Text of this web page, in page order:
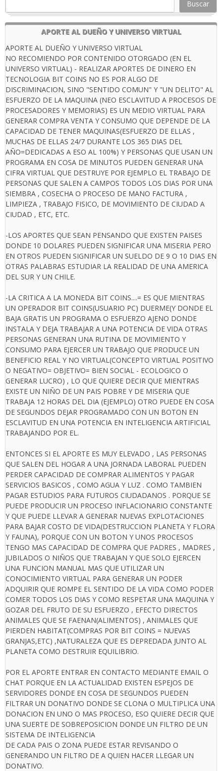
Buscar
APORTE AL DUEÑO Y UNIVERSO VIRTUAL
APORTE AL DUEÑO Y UNIVERSO VIRTUAL
NO RECOMIENDO POR CONTENIDO OTORGADO (EN EL
UNIVERSO VIRTUAL) - REALIZAR APORTES DE DINERO EN
TECNOLOGIA BIT COINS NO ES POR ALGO DE
DISCRIMINACION, SINO "SENTIDO COMUN" Y "UN DELITO" AL
ESFUERZO DE LA MAQUINA (NEO ESCLAVITUD A PROCESOS DE
PROCESADORES Y MEMORIAS) ES UN MEDIO VIRTUAL PARA
GENERAR COMPRA VENTA Y CONSUMO QUE DEPENDE DE LA
CAPACIDAD DE TENER MAQUINAS(ESFUERZO DE ELLAS ,
MUCHAS DE ELLAS 24/7 DURANTE LOS 365 DIAS DEL
AÑO=DEDICADAS A ESO AL 100%) Y PERSONAS QUE USAN UN
PROGRAMA EN COSA DE MINUTOS PUEDEN GENERAR UNA
CIFRA VIRTUAL QUE DESTRUYE POR EJEMPLO EL TRABAJO DE
PERSONAS QUE SALEN A CAMPOS TODOS LOS DIAS POR UNA
SIEMBRA , COSECHA O PROCESO DE MANO FACTURA ,
LIMPIEZA , TRABAJO FISICO, DE MOVIMIENTO DE CIUDAD A
CIUDAD , ETC, ETC.
-LOS APORTES QUE SEAN PENSANDO QUE EXISTEN PAISES
DONDE 10 DOLARES PUEDEN SIGNIFICAR UNA MISERIA PERO
EN OTROS PUEDEN SIGNIFICAR UN SUELDO DE 9 O 10 DIAS EN
OTRAS PALABRAS ESTUDIAR LA REALIDAD DE UNA AMERICA
DEL SUR Y UN CHILE.
-LA CRITICA A LA MONEDA BIT COINS....= ES QUE MIENTRAS
UN OPERADOR BIT COINS(USUARIO PC) DUERME(Y DONDE EL
BAJA GRATIS UN PROGRAMA O ESFUERZO AJENO DONDE
INSTALA Y DEJA TRABAJAR A UNA POTENCIA DE VIDA OTRAS
PERSONAS GENERAN UNA RUTINA DE MOVIMIENTO Y
CONSUMO PARA EJERCER UN TRABAJO QUE PRODUCE UN
BENEFICIO REAL Y NO VIRTUAL(CONCEPTO VIRTUAL POSITIVO
O NEGATIVO= OBJETIVO= BIEN SOCIAL - ECOLOGICO O
GENERAR LUCRO) , LO QUE QUIERE DECIR QUE MIENTRAS
EXISTE UN NIÑO DE UN PAIS POBRE Y DE MISERIA QUE
TRABAJA 12 HORAS DEL DIA (EJEMPLO) OTRO PUEDE EN COSA
DE SEGUNDOS DEJAR PROGRAMADO CON UN BOTON EN
ESCLAVITUD EN UNA POTENCIA EN INTELIGENCIA ARTIFICIAL
TRABAJANDO POR EL.
ENTONCES SI EL APORTE ES MUY ELEVADO , LAS PERSONAS
QUE SALEN DEL HOGAR A UNA JORNADA LABORAL PUEDEN
PERDER CAPACIDAD DE COMPRAR ALIMENTOS Y PAGAR
SERVICIOS BASICOS , COMO AGUA Y LUZ . COMO TAMBIEN
PAGAR ESTUDIOS PARA FUTUROS CIUDADANOS . PORQUE SE
PUEDE PRODUCIR UN PROCESO INFLACIONARIO CONSTANTE
Y QUE PUEDE LLEVAR A GENERAR NUEVAS EXPLOTACIONES
PARA BAJAR COSTO DE VIDA(DESTRUCCION PLANETA Y FLORA
Y FAUNA), PORQUE CON UN BOTON Y UNOS PROCESOS
TENGO MAS CAPACIDAD DE COMPRA QUE PADRES , MADRES ,
JUBILADOS O NIÑOS QUE TRABAJAN Y QUE SOLO EJERCEN
UNA FUNCION MANUAL MAS QUE UTILIZAR UN
CONOCIMIENTO VIRTUAL PARA GENERAR UN PODER
ADQUIRIR QUE ROMPE EL SENTIDO DE LA VIDA COMO PODER
COMER TODOS LOS DIAS Y COMO RESPETAR UNA MAQUINA Y
GOZAR DEL FRUTO DE SU ESFUERZO , EFECTO DIRECTOS
ANIMALES QUE SE FAENAN(ALIMENTOS) , ANIMALES QUE
PIERDEN HABITAT(COMPRAS POR BIT COINS = NUEVAS
GRANJAS,ETC) ,NATURALEZA QUE ES DEPREDADA JUNTO AL
PLANETA COMO DESTRUIR EQUILIBRIO.
POR EL APORTE ENTRAR EN CONTACTO MEDIANTE EMAIL O
CHAT PORQUE EN LA ACTUALIDAD EXISTEN ESPEJOS DE
SERVIDORES DONDE EN COSA DE SEGUNDOS PUEDEN
FILTRAR UN DONATIVO DONDE SE CLONA O MULTIPLICA UNA
DONACION EN UNO O MAS PROCESO, ESO QUIERE DECIR QUE
UNA SUERTE DE SOBREPOSICION DONDE UN FILTRO DE UN
SISTEMA DE INTELIGENCIA
DE CADA PAIS O ZONA PUEDE ESTAR REVISANDO O
GENERANDO UN FILTRO DE A QUIEN HACER LLEGAR UN
DONATIVO.